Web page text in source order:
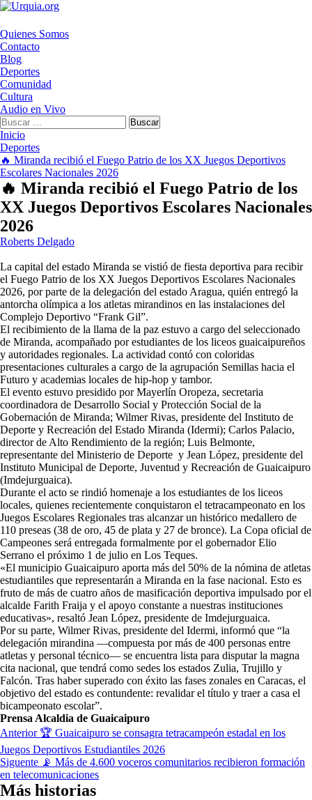
Saltar
contenido
Menú
principal
Quienes Somos
Contacto
Blog
Deportes
Comunidad
Cultura
Audio en Vivo
Buscar:
Inicio
Deportes
🔥 Miranda recibió el Fuego Patrio de los XX Juegos Deportivos
Escolares Nacionales 2026
🔥 Miranda recibió el Fuego Patrio de los
XX Juegos Deportivos Escolares Nacionales
2026
Roberts Delgado
La capital del estado Miranda se vistió de fiesta deportiva para recibir
el Fuego Patrio de los XX Juegos Deportivos Escolares Nacionales
2026, por parte de la delegación del estado Aragua, quién entregó la
antorcha olímpica a los atletas mirandinos en las instalaciones del
Complejo Deportivo “Frank Gil”.
El recibimiento de la llama de la paz estuvo a cargo del seleccionado
de Miranda, acompañado por estudiantes de los liceos guaicaipureños
y autoridades regionales. La actividad contó con coloridas
presentaciones culturales a cargo de la agrupación Semillas hacia el
Futuro y academias locales de hip-hop y tambor.
El evento estuvo presidido por Mayerlín Oropeza, secretaria
coordinadora de Desarrollo Social y Protección Social de la
Gobernación de Miranda; Wilmer Rivas, presidente del Instituto de
Deporte y Recreación del Estado Miranda (Idermi); Carlos Palacio,
director de Alto Rendimiento de la región; Luis Belmonte,
representante del Ministerio de Deporte y Jean López, presidente del
Instituto Municipal de Deporte, Juventud y Recreación de Guaicaipuro
(Imdejurguaica).
Durante el acto se rindió homenaje a los estudiantes de los liceos
locales, quienes recientemente conquistaron el tetracampeonato en los
Juegos Escolares Regionales tras alcanzar un histórico medallero de
110 preseas (38 de oro, 45 de plata y 27 de bronce). La Copa oficial de
Campeones será entregada formalmente por el gobernador Elio
Serrano el próximo 1 de julio en Los Teques.
«El municipio Guaicaipuro aporta más del 50% de la nómina de atletas
estudiantiles que representarán a Miranda en la fase nacional. Esto es
fruto de más de cuatro años de masificación deportiva impulsado por el
alcalde Farith Fraija y el apoyo constante a nuestras instituciones
educativas», resaltó Jean López, presidente de Imdejurguaica.
Por su parte, Wilmer Rivas, presidente del Idermi, informó que “la
delegación mirandina —compuesta por más de 400 personas entre
atletas y personal técnico— se encuentra lista para disputar la magna
cita nacional, que tendrá como sedes los estados Zulia, Trujillo y
Falcón. Tras haber superado con éxito las fases zonales en Caracas, el
objetivo del estado es contundente: revalidar el título y traer a casa el
bicampeonato escolar”.
Prensa Alcaldia de Guaicaipuro
Navegación
de
entradas
Anterior🏆​ Guaicaipuro se consagra tetracampeón estadal en los
Juegos Deportivos Estudiantiles 2026
Siguente 📡 Más de 4.600 voceros comunitarios recibieron formación
en telecomunicaciones
Más historias